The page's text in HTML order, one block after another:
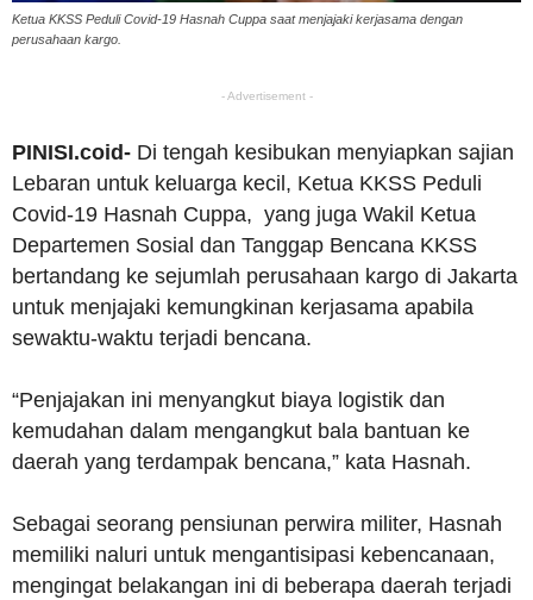
Ketua KKSS Peduli Covid-19 Hasnah Cuppa saat menjajaki kerjasama dengan
perusahaan kargo.
- Advertisement -
PINISI.coid- Di tengah kesibukan menyiapkan sajian
Lebaran untuk keluarga kecil, Ketua KKSS Peduli
Covid-19 Hasnah Cuppa, yang juga Wakil Ketua
Departemen Sosial dan Tanggap Bencana KKSS
bertandang ke sejumlah perusahaan kargo di Jakarta
untuk menjajaki kemungkinan kerjasama apabila
sewaktu-waktu terjadi bencana.
“Penjajakan ini menyangkut biaya logistik dan
kemudahan dalam mengangkut bala bantuan ke
daerah yang terdampak bencana,” kata Hasnah.
Sebagai seorang pensiunan perwira militer, Hasnah
memiliki naluri untuk mengantisipasi kebencanaan,
mengingat belakangan ini di beberapa daerah terjadi